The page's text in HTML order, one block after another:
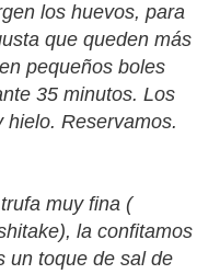
los huevos, para
que queden más
pequeños boles
35 minutos. Los
Reservamos.
muy fina (
la confitamos
un toque de sal de